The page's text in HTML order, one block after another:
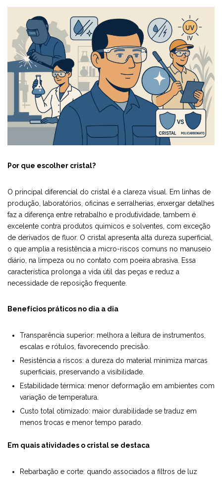
Por que escolher cristal?
O principal diferencial do cristal é a clareza visual. Em linhas de
produção, laboratórios, oficinas e serralherias, enxergar detalhes
faz a diferença entre retrabalho e produtividade, tambem é
excelente contra produtos quimicos e solventes, com exceção
de derivados de fluor. O cristal apresenta alta dureza superficial,
o que amplia a resistência a micro-riscos comuns no manuseio
diário, na limpeza ou no contato com poeira abrasiva. Essa
característica prolonga a vida útil das peças e reduz a
necessidade de reposição frequente.
Benefícios práticos no dia a dia
Transparência superior: melhora a leitura de instrumentos,
escalas e rótulos, favorecendo precisão.
Resistência a riscos: a dureza do material minimiza marcas
superficiais, preservando a visibilidade.
Estabilidade térmica: menor deformação em ambientes com
variação de temperatura.
Custo total otimizado: maior durabilidade se traduz em
menos trocas e menor tempo parado.
Em quais atividades o cristal se destaca
Rebarbação e corte: quando associados a filtros de luz